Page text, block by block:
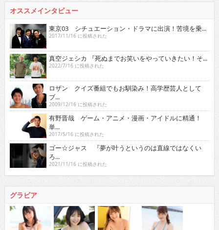
オススメインタビュー
東京03 シチュエーション・ドラマに出演！苦境を乗...
2017/11/16 に投稿された
真空ジェシカ 『死ぬまでお笑いをやっていきたい！そ...
2022/7/16 に投稿された
ロザン クイズ番組でもお馴染み！高学歴芸人として
ブ...
2009/12/16 に投稿された
有野晋哉 ゲーム・アニメ・漫画・アイドルに精通！
単...
2017/5/16 に投稿された
ゴー☆ジャス 『夢が叶うというのは直線ではなくい
ろ...
2021/11/16 に投稿された
グラビア